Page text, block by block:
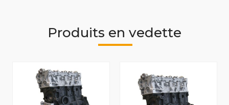
Produits en vedette